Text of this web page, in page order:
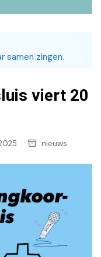
samen zingen.
viert 20
nieuws